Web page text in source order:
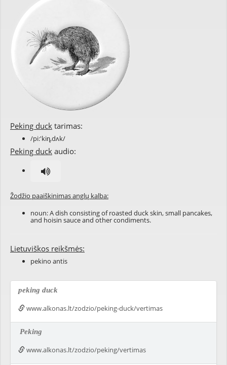
Peking duck tarimas:
/pi:'kiɳ,dʌk/
Peking duck audio:
Žodžio paaiškinimas anglų kalba:
noun: A dish consisting ofroasted duckskin, small pancakes,
and hoisin sauceand othercondiments.
Lietuviškos reikšmės:
pekino antis
peking duck
www.alkonas.lt/zodzio/peking-duck/vertimas
Peking
www.alkonas.lt/zodzio/peking/vertimas